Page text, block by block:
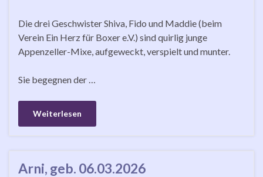
Die drei Geschwister Shiva, Fido und Maddie (beim
Verein Ein Herz für Boxer e.V.) sind quirlig junge
Appenzeller-Mixe, aufgeweckt, verspielt und munter.
Sie begegnen der …
Weiterlesen
Arni, geb. 06.03.2026